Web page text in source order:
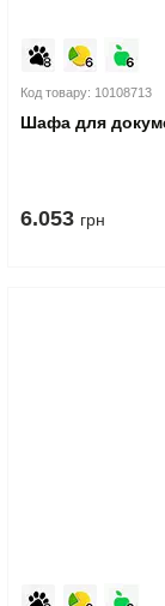
Код товару: 10108713
Шафа для
6.053 грн